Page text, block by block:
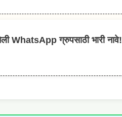
ग्रुपसाठी भारी नावे!